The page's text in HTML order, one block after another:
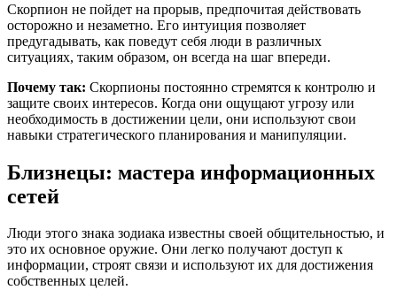
Скорпион не пойдет на прорыв, предпочитая действовать
осторожно и незаметно. Его интуиция позволяет
предугадывать, как поведут себя люди в различных
ситуациях, таким образом, он всегда на шаг впереди.
Почему так: Скорпионы постоянно стремятся к контролю и
защите своих интересов. Когда они ощущают угрозу или
необходимость в достижении цели, они используют свои
навыки стратегического планирования и манипуляции.
Близнецы: мастера информационных
сетей
Люди этого знака зодиака известны своей общительностью, и
это их основное оружие. Они легко получают доступ к
информации, строят связи и используют их для достижения
собственных целей.